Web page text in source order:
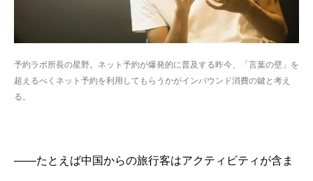
予約ラボ所長の星野。ネット予約が爆発的に普及する昨今、「言葉の壁」を
超えるべくネット予約を利用してもらうかがインバウンド消費の鍵と考え
る。
——たとえば中国からの旅行客はアクティビティが含ま